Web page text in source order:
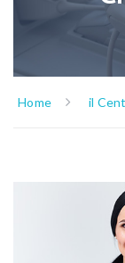
Home il